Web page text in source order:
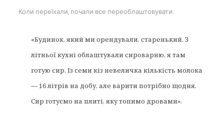
Коли переїхали, почали все переоблаштовувати:
«Будинок, який ми орендували, старенький. З
літньої кухні облаштували сироварню, я там
готую сир. Із семи кіз невеличка кількість молока
— 16 літрів на добу, але варити потрібно щодня.
Сир готуємо на плиті, яку топимо дровами».